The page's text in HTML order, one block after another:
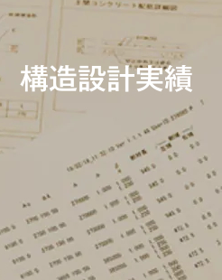
構造設計実績